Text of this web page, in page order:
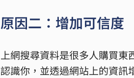
原因二：增加可信度
上網搜尋資料是很多人購買
認識你，並透過網站上的資訊